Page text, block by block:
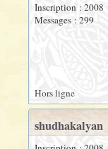
Inscription : 2008
Messages : 299
Hors ligne
shudhakalyan